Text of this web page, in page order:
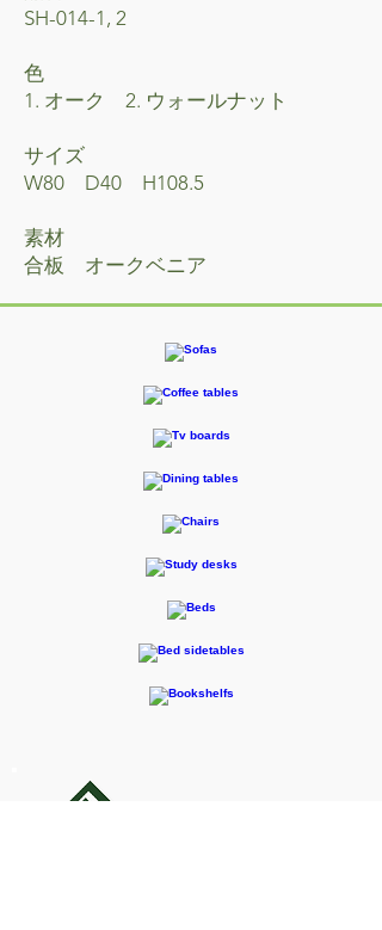
SH-014-1, 2
​色
1. オーク 2. ウォールナット
サイズ
W80 D40 H108.5
素材
​合板 オークベニア